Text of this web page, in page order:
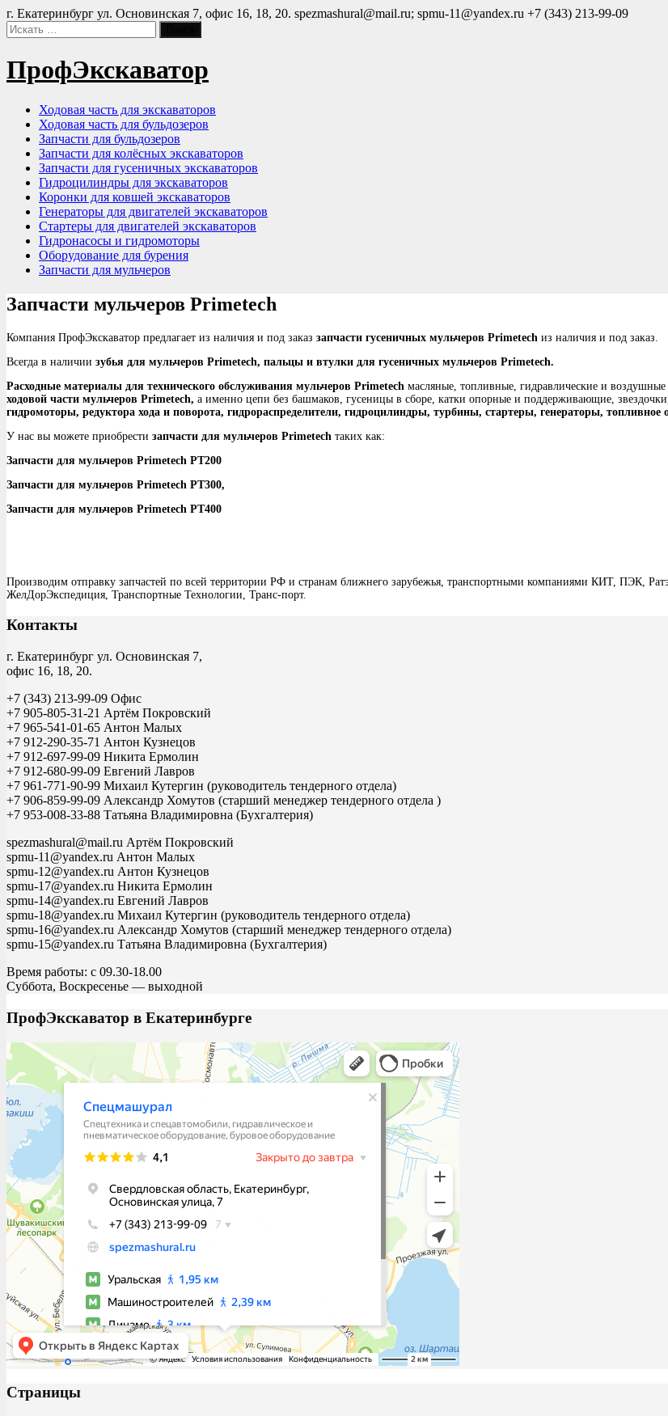
Перейти
к
содержимому
г. Екатеринбург ул. Основинская 7, офис 16, 18, 20. spezmashural@mail.ru; spmu-11@yandex.ru +7 (343) 213-99-09
ПрофЭкскаватор
Ходовая часть для экскаваторов
Ходовая часть для бульдозеров
Запчасти для бульдозеров
Запчасти для колёсных экскаваторов
Запчасти для гусеничных экскаваторов
Гидроцилиндры для экскаваторов
Коронки для ковшей экскаваторов
Генераторы для двигателей экскаваторов
Стартеры для двигателей экскаваторов
Гидронасосы и гидромоторы
Оборудование для бурения
Запчасти для мульчеров
Запчасти мульчеров Primetech
Компания ПрофЭкскаватор предлагает из наличия и под заказ запчасти гусеничных мульчеров Primetech из наличия и под заказ.
Всегда в наличии зубья для мульчеров Primetech, пальцы и втулки для гусеничных мульчеров Primetech.
Расходные материалы для технического обслуживания мульчеров Primetech масляные, топливные, гидравлические и воздушные
ходовой части мульчеров Primetech, а именно цепи без башмаков, гусеницы в сборе, катки опорные и поддерживающие,
гидромоторы, редуктора хода и поворота, гидрораспределители, гидроцилиндры, турбины, стартеры, генераторы, топливное
У нас вы можете приобрести запчасти для мульчеров Primetech таких как:
Запчасти для мульчеров Primetech PT200
Запчасти для мульчеров Primetech PT300,
Запчасти для мульчеров Primetech PT400
Производим отправку запчастей по всей территории РФ и странам ближнего зарубежья, транспортными компаниями КИТ, ПЭК,
ЖелДорЭкспедиция, Транспортные Технологии, Транс-порт.
Контакты
г. Екатеринбург ул. Основинская 7,
офис 16, 18, 20.
+7 (343) 213-99-09 Офис
+7 905-805-31-21 Артём Покровский
+7 965-541-01-65 Антон Малых
+7 912-290-35-71 Антон Кузнецов
+7 912-697-99-09 Никита Ермолин
+7 912-680-99-09 Евгений Лавров
+7 961-771-90-99 Михаил Кутергин (руководитель тендерного отдела)
+7 906-859-99-09 Александр Хомутов (старший менеджер тендерного отдела )
+7 953-008-33-88 Татьяна Владимировна (Бухгалтерия)
spezmashural@mail.ru Артём Покровский
spmu-11@yandex.ru Антон Малых
spmu-12@yandex.ru Антон Кузнецов
spmu-17@yandex.ru Никита Ермолин
spmu-14@yandex.ru Евгений Лавров
spmu-18@yandex.ru Михаил Кутергин (руководитель тендерного отдела)
spmu-16@yandex.ru Александр Хомутов (старший менеджер тендерного отдела)
spmu-15@yandex.ru Татьяна Владимировна (Бухгалтерия)
Время работы: с 09.30-18.00
Суббота, Воскресенье — выходной
ПрофЭкскаватор в Екатеринбурге
Страницы